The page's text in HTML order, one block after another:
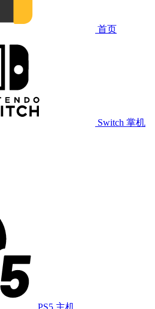
首页
Switch 掌机